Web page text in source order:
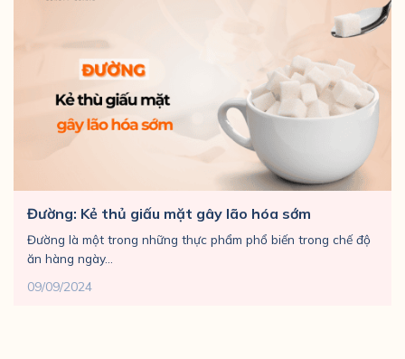
Đường: Kẻ thủ giấu mặt gây lão hóa sớm
Đường là một trong những thực phẩm phổ biến trong chế độ
ăn hàng ngày...
09/09/2024